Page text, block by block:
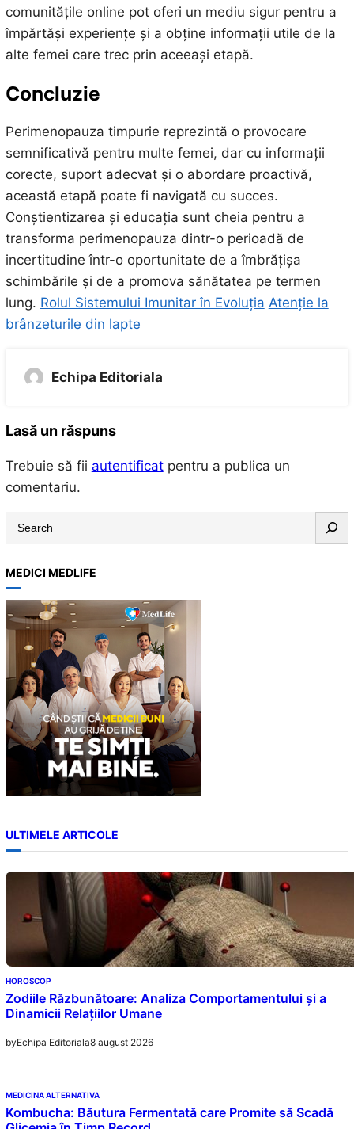
comunitățile online pot oferi un mediu sigur pentru a
împărtăși experiențe și a obține informații utile de la
alte femei care trec prin aceeași etapă.
Concluzie
Perimenopauza timpurie reprezintă o provocare
semnificativă pentru multe femei, dar cu informații
corecte, suport adecvat și o abordare proactivă,
această etapă poate fi navigată cu succes.
Conștientizarea și educația sunt cheia pentru a
transforma perimenopauza dintr-o perioadă de
incertitudine într-o oportunitate de a îmbrățișa
schimbările și de a promova sănătatea pe termen
lung. Rolul Sistemului Imunitar în Evoluția Atenție la
brânzeturile din lapte
Echipa Editoriala
Lasă un răspuns
Trebuie să fii autentificatpentru a publica un
comentariu.
r
c
h
MEDICI MEDLIFE
ULTIMELE ARTICOLE
HOROSCOP
Zodiile Răzbunătoare: Analiza Comportamentului și a
Dinamicii Relațiilor Umane
byEchipa Editoriala8 august 2026
MEDICINA ALTERNATIVA
Kombucha: Băutura Fermentată care Promite să Scadă